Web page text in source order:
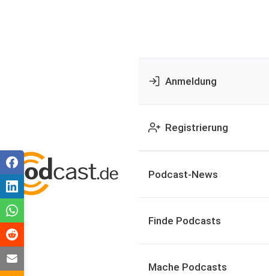
Anmeldung
Registrierung
Podcast-News
Finde Podcasts
Mache Podcasts